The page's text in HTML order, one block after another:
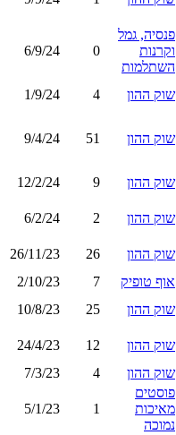
פנסיה, גמל
וקרנות
השתלמות
0
6/9/24
שוק ההון 4
1/9/24
שוק ההון 51
9/4/24
שוק ההון 9
12/2/24
שוק ההון 2
6/2/24
שוק ההון 26
26/11/23
אוף טופיק 7
2/10/23
שוק ההון 25
10/8/23
שוק ההון 12
24/4/23
שוק ההון 4
7/3/23
פוסטים
מאיכות
נמוכה
1
5/1/23